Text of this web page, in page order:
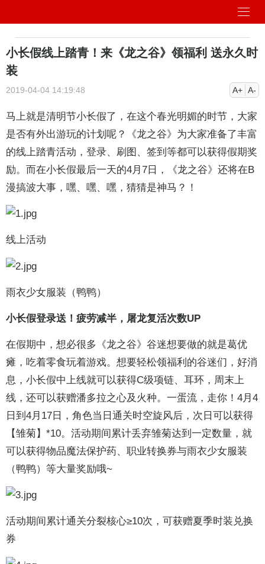
小长假线上踏青！来《龙之谷》领福利 送永久时
装
2019-04-04 14:19:48 A+ A-
马上就是清明节小长假了，在这个春光明媚的时节，大家
是否有外出游玩的计划呢？《龙之谷》为大家准备了丰富
的线上踏青活动，登录、刷图、签到等都可以获得假期奖
励。而在小长假最后一天的4月7日，《龙之谷》还将在B
漫搞波大事，嘿、嘿、嘿，猜猜是神马？！
线上活动
雨衣少女服装（鸭鸭）
小长假登录送！疲劳减半，屠龙复活次数UP
在假期中，想必很多《龙之谷》谷迷想要做的就是葛优
瘫，吃着零食玩着游戏。想要轻松领福利的谷迷们，好消
息，小长假中上线就可以获得C级项链、耳环，周末上
线，还可以获赠潘多拉之心及火种。一蛋流，走你！4月4
日到4月17日，角色当日通关时空旋风后，次日可以获得
【雏菊】*10。活动期间累计丢弃雏菊达到一定数量，就
可以获得物品魔法保护药、职业转换券与雨衣少女服装
（鸭鸭）等大量奖励哦~
活动期间累计通关分裂核心≥10次，可获赠夏季时装兑换
券